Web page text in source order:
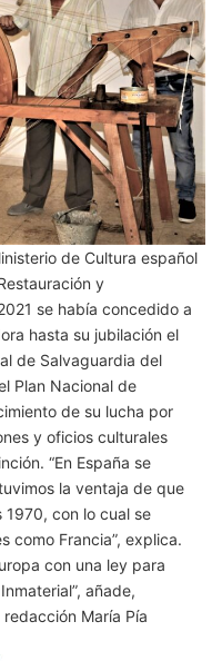
de Cultura español
y
se había concedido a
hasta su jubilación el
de Salvaguardia del
Plan Nacional de
de su lucha por
y oficios culturales
“En España se
la ventaja de que
1970, con lo cual se
como Francia”, explica.
con una ley para
añade,
María Pía